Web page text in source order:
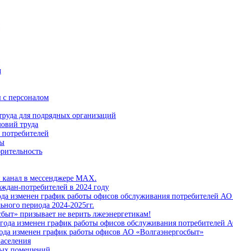
персоналом
для подрядных организаций
труда
в мессенджере MAX.
потребителей в 2024 году
изменен график работы офисов обслуживания потребителей
периода 2024-2025гг.
призывает не верить лжеэнергетикам!
изменен график работы офисов обслуживания потребителей
изменен график работы офисов АО «Волгаэнергосбыт»